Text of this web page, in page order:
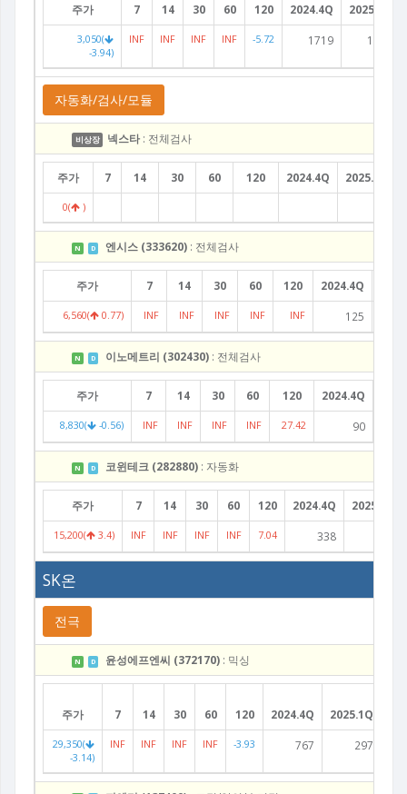
주가 7 14 30 60 120 2024.4Q 2025.1Q
3,050(
-3.94)
INF INF INF INF -5.72 1719 1547
자동화/검사/모듈
비상장 넥스타 : 전체검사
주가 7 14 30 60 120 2024.4Q 2025.1Q
0( )
N D 엔시스 (333620) : 전체검사
주가 7 14 30 60 120 2024.4Q
6,560( 0.77) INF INF INF INF INF 125
N D 이노메트리 (302430) : 전체검사
주가 7 14 30 60 120 2024.4Q
8,830( -0.56) INF INF INF INF 27.42 90
N D 코윈테크 (282880) : 자동화
주가 7 14 30 60 120 2024.4Q 2025.1Q
15,200( 3.4) INF INF INF INF 7.04 338
SK온
전극
N D 윤성에프엔씨 (372170) : 믹싱
주가 7 14 30 60 120 2024.4Q 2025.1Q
29,350(
-3.14)
INF INF INF INF -3.93 767 297